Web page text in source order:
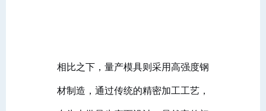
相比之下，量产模具则采用高强度钢
材制造，通过传统的精密加工工艺，